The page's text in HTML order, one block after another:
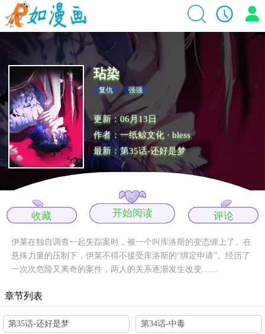
玷染
复仇 强强
更新：06月13日
作者：一纸鲸文化 · bless
最新：第35话-还好是梦
收藏 开始阅读 评论
伊莱在独自调查一起失踪案时，被一个叫库洛斯的变态缠上了。在
悬殊力量的压制下，伊莱不得不接受库洛斯的“绑定申请”。经历了
一次次危险又离奇的案件，两人的关系逐渐发生改变……
章节列表
第35话-还好是梦 第34话-中毒